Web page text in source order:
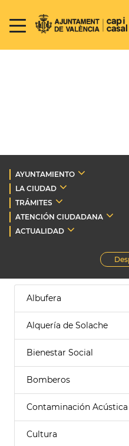
AYUNTAMIENTO
LA CIUDAD
TRÁMITES
ATENCIÓN CIUDADANA
ACTUALIDAD
Albufera
Alquería de Solache
Bienestar Social
Bomberos
Contaminación Acústica
Cultura